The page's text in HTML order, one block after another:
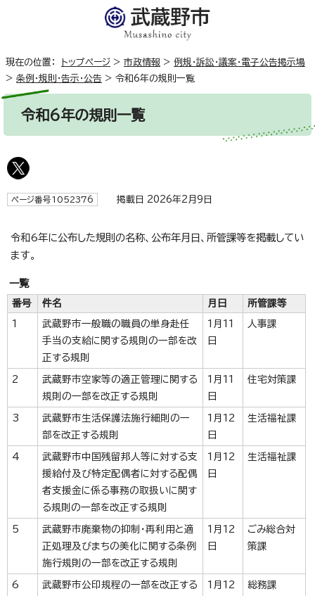
現在の位置： トップページ > 市政情報 > 例規・訴訟・議案・電子公告掲示場
> 条例・規則・告示・公告 > 令和6年の規則一覧
令和6年の規則一覧
ページ番号1052376 掲載日 2026年2月9日
令和6年に公布した規則の名称、公布年月日、所管課等を掲載してい
ます。
一覧
番号 件名 月日 所管課等
1
武蔵野市一般職の職員の単身赴任
手当の支給に関する規則の一部を改
正する規則
1月11
日
人事課
2
武蔵野市空家等の適正管理に関する
規則の一部を改正する規則
1月11
日
住宅対策課
3
武蔵野市生活保護法施行細則の一
部を改正する規則
1月12
日
生活福祉課
4
武蔵野市中国残留邦人等に対する支
援給付及び特定配偶者に対する配偶
者支援金に係る事務の取扱いに関す
る規則の一部を改正する規則
1月12
日
生活福祉課
5
武蔵野市廃棄物の抑制・再利用と適
正処理及びまちの美化に関する条例
施行規則の一部を改正する規則
1月12
日
ごみ総合対
策課
6
武蔵野市公印規程の一部を改正する
1月12
総務課